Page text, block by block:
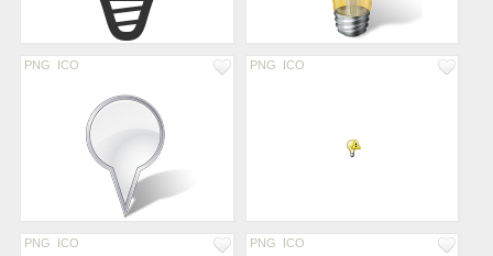
PNG ICO PNG ICO
PNG ICO PNG ICO